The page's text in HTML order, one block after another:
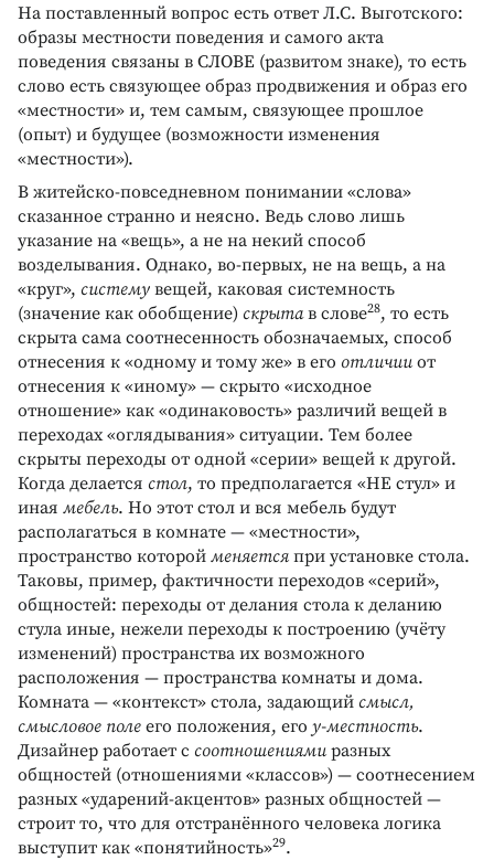
На поставленный вопрос есть ответ Л.С. Выготского:
образы местности поведения и самого акта
поведения связаны в СЛОВЕ (развитом знаке), то есть
слово есть связующее образ продвижения и образ его
«местности» и, тем самым, связующее прошлое
(опыт) и будущее (возможности изменения
«местности»).
В житейско-повседневном понимании «слова»
сказанное странно и неясно. Ведь слово лишь
указание на «вещь», а не на некий способ
возделывания. Однако, во-первых, не на вещь, а на
«круг», систему вещей, каковая системность
(значение как обобщение) скрытав слове28, то есть
скрыта сама соотнесенность обозначаемых, способ
отнесения к «одному и тому же» в его отличииот
отнесения к «иному» — скрыто «исходное
отношение» как «одинаковость» различий вещей в
переходах «оглядывания» ситуации. Тем более
скрыты переходы от одной «серии» вещей к другой.
Когда делается стол, то предполагается «НЕ стул» и
иная мебель. Но этот стол и вся мебель будут
располагаться в комнате — «местности»,
пространство которой меняется при установке стола.
Таковы, пример, фактичности переходов «серий»,
общностей: переходы от делания стола к деланию
стула иные, нежели переходы к построению (учёту
изменений) пространства их возможного
расположения — пространства комнаты и дома.
Комната — «контекст» стола, задающий смысл,
смысловое поле его положения, его у-местность.
Дизайнер работает с соотношениямиразных
общностей (отношениями «классов») — соотнесением
разных «ударений-акцентов» разных общностей —
строит то, что для отстранённого человека логика
выступит как «понятийность»29.